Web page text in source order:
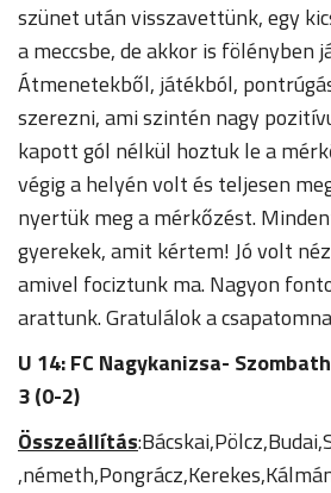
szünet után visszavettünk, egy
a meccsbe, de akkor is fölényben
Átmenetekből, játékból,
szerezni, ami szintén nagy
kapott gól nélkül hoztuk le a
végig a helyén volt és teljesen
nyertük meg a mérkőzést.
gyerekek, amit kértem! Jó volt
amivel fociztunk ma. Nagyon
arattunk. Gratulálok a
U 14: FC Nagykanizsa-
3 (0-2)
Összeállítás